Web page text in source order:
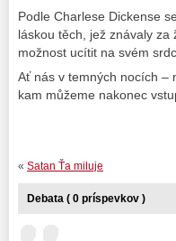
Podle Charlese Dickense
láskou těch, jež znávaly
možnost ucítit na svém
Ať nás v temných nocích –
kam můžeme nakonec
« Satan Ťa miluje
Debata ( 0 príspevkov )